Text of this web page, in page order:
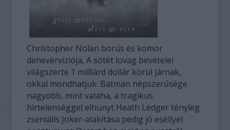
Christopher Nolan borús és komor
denevérvíziója, A sötét lovag bevételei
világszerte 1 milliárd dollár körül járnak,
okkal mondhatjuk: Batman népszerűsége
nagyobb, mint valaha, a tragikus
hirtelenséggel elhunyt Heath Ledger tényleg
zseniális Joker-alakítása pedig jó eséllyel